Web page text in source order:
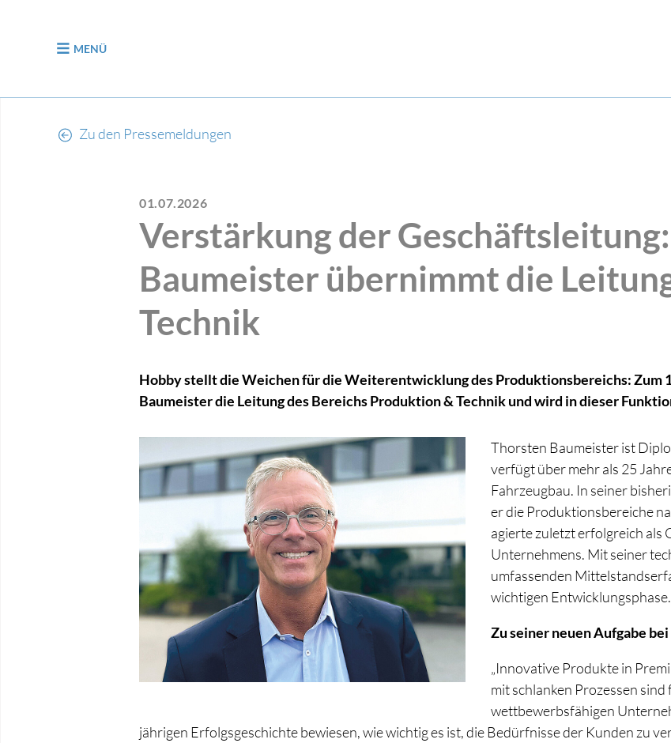
MENÜ
Zu den Pressemeldungen
01.07.2026
Verstärkung der
Baumeister übernimmt die
Technik
Hobby stellt die Weichen für die Weiterentwicklung des Produktionsbereichs: Zum
Baumeister die Leitung des Bereichs Produktion & Technik und wird in dieser
Thorsten Baumeister ist
verfügt über mehr als 25
Fahrzeugbau. In seiner
er die Produktionsbereiche
agierte zuletzt erfolgreich als
Unternehmens. Mit seiner
umfassenden
wichtigen Entwicklungsphase.
Zu seiner neuen Aufgabe
„Innovative Produkte in
mit schlanken Prozessen sind
wettbewerbsfähigen
jährigen Erfolgsgeschichte bewiesen, wie wichtig es ist, die Bedürfnisse der Kunden zu